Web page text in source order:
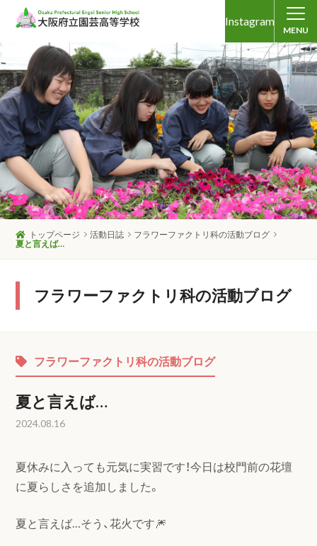
Instagram
MENU
トップページ 活動日誌
フラワーファクトリ科の活動ブログ
夏と言えば…
フラワーファクトリ科の活動ブログ
フラワーファクトリ科の活動ブログ
夏と言えば…
2024.08.16
夏休みに入っても元気に実習です！今日は校門前の花壇
に夏らしさを追加しました。
夏と言えば…そう、花火です🎆